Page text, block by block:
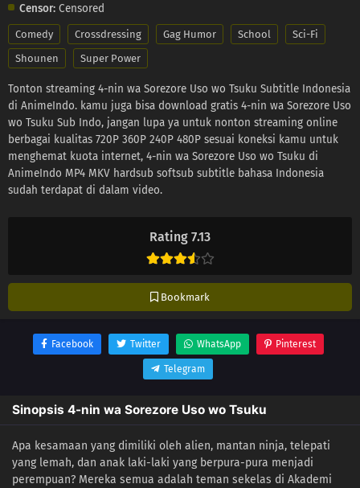
Rating 7.13
Bookmark
Censor: Censored
Comedy Crossdressing Gag Humor School
Sci-Fi
Shounen
Super Power
Tonton streaming 4-nin wa Sorezore Uso wo Tsuku Subtitle Indonesia
di AnimeIndo. kamu juga bisa download gratis 4-nin wa Sorezore Uso
wo Tsuku Sub Indo, jangan lupa ya untuk nonton streaming online
berbagai kualitas 720P 360P 240P 480P sesuai koneksi kamu untuk
menghemat kuota internet, 4-nin wa Sorezore Uso wo Tsuku di
AnimeIndo MP4 MKV hardsub softsub subtitle bahasa Indonesia
sudah terdapat di dalam video.
Facebook Twitter WhatsApp Pinterest
Telegram
Sinopsis 4-nin wa Sorezore Uso wo Tsuku
Apa kesamaan yang dimiliki oleh alien, mantan ninja, telepati
yang lemah, dan anak laki-laki yang berpura-pura menjadi
perempuan? Mereka semua adalah teman sekelas di Akademi